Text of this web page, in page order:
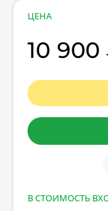
ЦЕНА
10 900
В СТОИМОСТЬ